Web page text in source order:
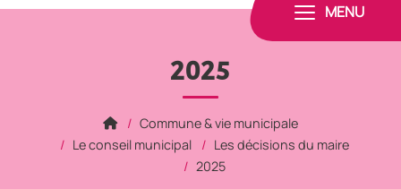
MENU
2025
Commune & vie municipale
Le conseil municipal
Les décisions du maire
2025